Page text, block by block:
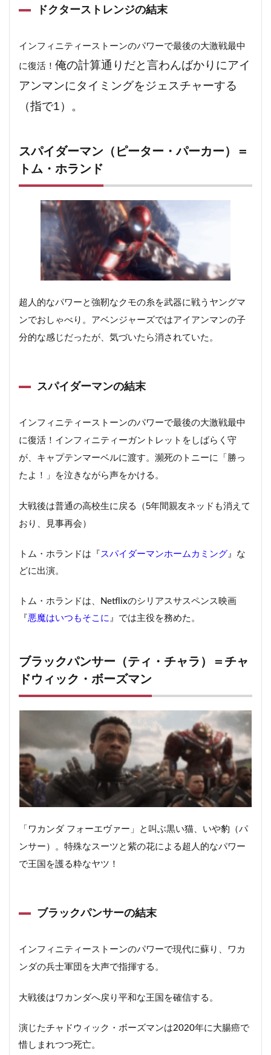
ドクターストレンジの結末
インフィニティーストーンのパワーで最後の大激戦最中
に復活！ 俺の計算通りだと言わんばかりにアイ
アンマンにタイミングをジェスチャーする
（指で1）。
スパイダーマン（ピーター・パーカー）＝
トム・ホランド
超人的なパワーと強靭なクモの糸を武器に戦うヤングマ
ンでおしゃべり。アベンジャーズではアイアンマンの子
分的な感じだったが、気づいたら消されていた。
スパイダーマンの結末
インフィニティーストーンのパワーで最後の大激戦最中
に復活！インフィニティーガントレットをしばらく守
が、キャプテンマーベルに渡す。瀕死のトニーに「勝っ
たよ！」を泣きながら声をかける。
大戦後は普通の高校生に戻る（5年間親友ネッドも消えて
おり、見事再会）
トム・ホランドは『 スパイダーマンホームカミング 』な
どに出演。
トム・ホランドは、Netflixのシリアスサスペンス映画
『 悪魔はいつもそこに 』では主役を務めた。
ブラックパンサー（ティ・チャラ）＝チャ
ドウィック・ボーズマン
「ワカンダ フォーエヴァー」と叫ぶ黒い猫、いや豹（パ
ンサー）。特殊なスーツと紫の花による超人的なパワー
で王国を護る粋なヤツ！
ブラックパンサーの結末
インフィニティーストーンのパワーで現代に蘇り、ワカ
ンダの兵士軍団を大声で指揮する。
大戦後はワカンダへ戻り平和な王国を確信する。
演じたチャドウィック・ボーズマンは2020年に大腸癌で
惜しまれつつ死亡。